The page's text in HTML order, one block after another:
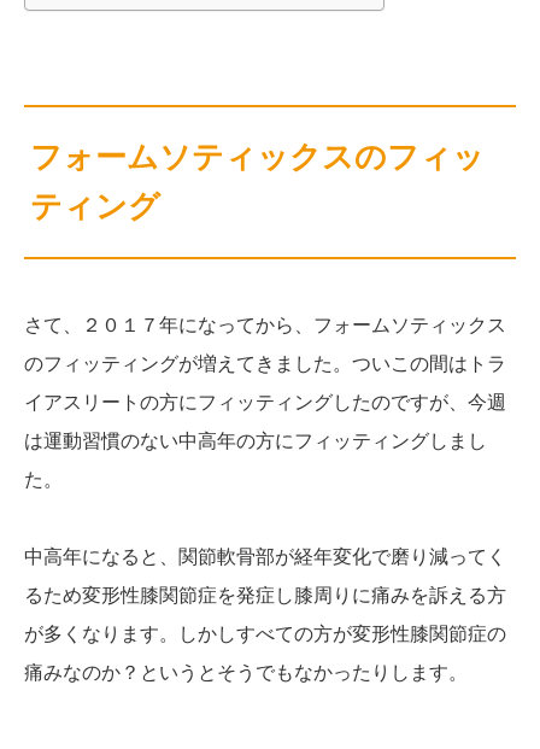
フォームソティックスのフィッ
ティング
さて、２０１７年になってから、フォームソティックス
のフィッティングが増えてきました。ついこの間はトラ
イアスリートの方にフィッティングしたのですが、今週
は運動習慣のない中高年の方にフィッティングしまし
た。
中高年になると、関節軟骨部が経年変化で磨り減ってく
るため変形性膝関節症を発症し膝周りに痛みを訴える方
が多くなります。しかしすべての方が変形性膝関節症の
痛みなのか？というとそうでもなかったりします。